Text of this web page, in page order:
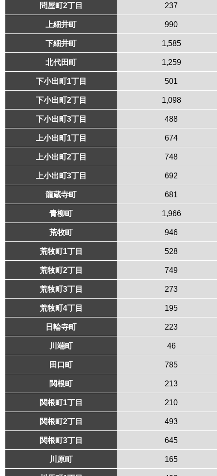
問屋町2丁目 237
上細井町 990
下細井町 1,585
北代田町 1,259
下小出町1丁目 501
下小出町2丁目 1,098
下小出町3丁目 488
上小出町1丁目 674
上小出町2丁目 748
上小出町3丁目 692
龍蔵寺町 681
青柳町 1,966
荒牧町 946
荒牧町1丁目 528
荒牧町2丁目 749
荒牧町3丁目 273
荒牧町4丁目 195
日輪寺町 223
川端町 46
田口町 785
関根町 213
関根町1丁目 210
関根町2丁目 493
関根町3丁目 645
川原町 165